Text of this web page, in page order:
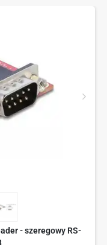
- szeregowy RS-